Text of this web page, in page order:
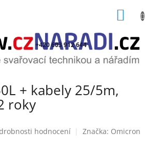
+420 603 912 644
+ kabely 25/5m,
roky
hodnocení Značka: Omicron